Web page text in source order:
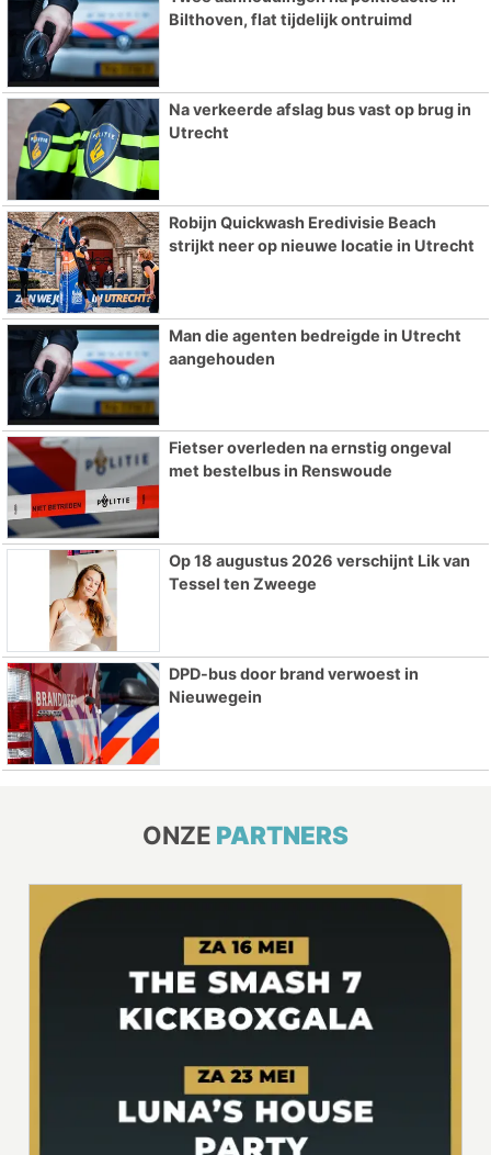
Bilthoven, flat tijdelijk ontruimd
Na verkeerde afslag bus vast op brug in
Utrecht
Robijn Quickwash Eredivisie Beach
strijkt neer op nieuwe locatie in Utrecht
Man die agenten bedreigde in Utrecht
aangehouden
Fietser overleden na ernstig ongeval
met bestelbus in Renswoude
Op 18 augustus 2026 verschijnt Lik van
Tessel ten Zweege
DPD-bus door brand verwoest in
Nieuwegein
ONZE PARTNERS